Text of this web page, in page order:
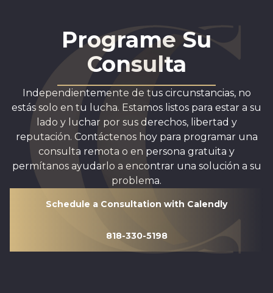
Programe Su
Consulta
Independientemente de tus circunstancias, no
estás solo en tu lucha. Estamos listos para estar a su
lado y luchar por sus derechos, libertad y
reputación. Contáctenos hoy para programar una
consulta remota o en persona gratuita y
permítanos ayudarlo a encontrar una solución a su
problema.
Schedule a Consultation with Calendly
818-330-5198